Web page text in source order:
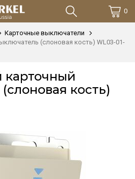
0
Карточные выключатели
(слоновая кость) WL03-01-
карточный
кость)